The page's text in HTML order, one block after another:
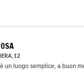
12
un luogo semplice, a buon